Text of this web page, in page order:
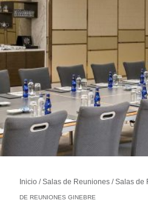
Inicio Salas de Reuniones Salas de
DE REUNIONES GINEBRE